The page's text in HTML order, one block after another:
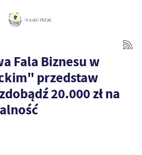
Fala Biznesu w
przedstaw
20.000 zł na